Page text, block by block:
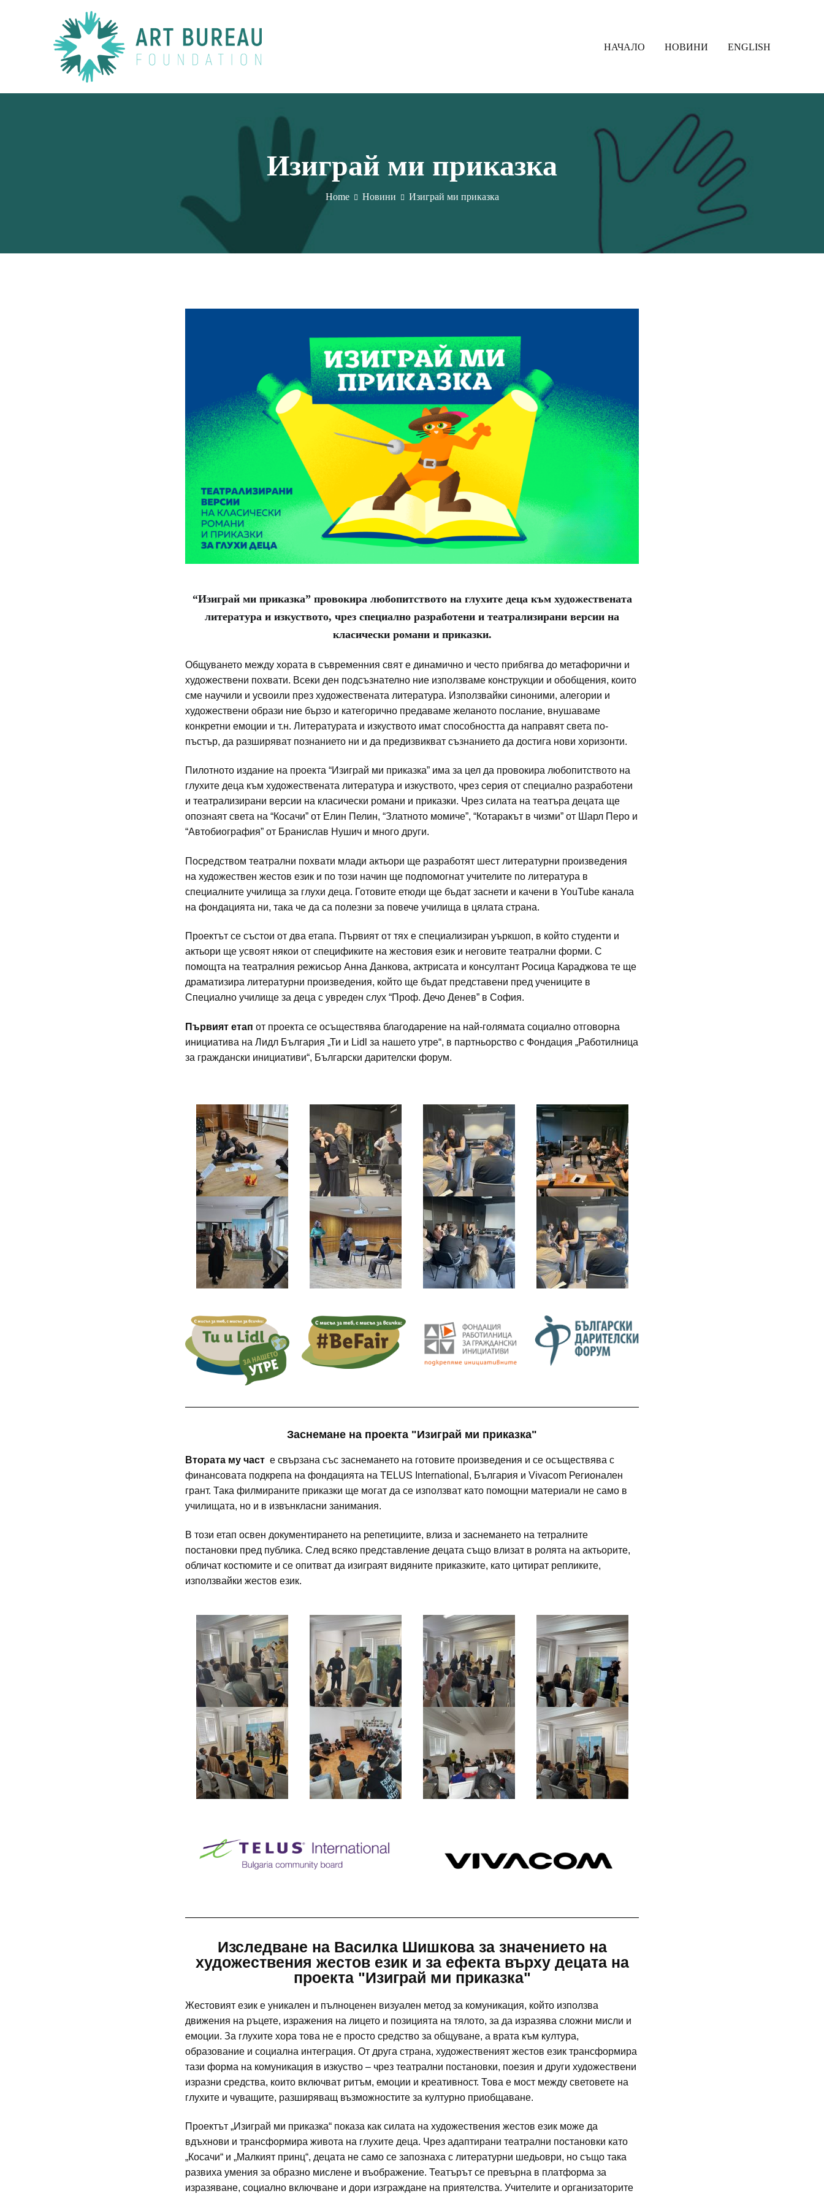
НАЧАЛО НОВИНИ ENGLISH
Изиграй ми приказка
Home Новини Изиграй ми приказка
“Изиграй ми приказка” провокира любопитството на глухите деца към художествената
литература и изкуството, чрез специално разработени и театрализирани версии на
класически романи и приказки.
Общуването между хората в съвременния свят е динамично и често прибягва до метафорични и
художествени похвати. Всеки ден подсъзнателно ние използваме конструкции и обобщения, които
сме научили и усвоили през художествената литература. Използвайки синоними, алегории и
художествени образи ние бързо и категорично предаваме желаното послание, внушаваме
конкретни емоции и т.н. Литературата и изкуството имат способността да направят света по-
пъстър, да разширяват познанието ни и да предизвикват съзнанието да достига нови хоризонти.
Пилотното издание на проекта “Изиграй ми приказка” има за цел да провокира любопитството на
глухите деца към художествената литература и изкуството, чрез серия от специално разработени
и театрализирани версии на класически романи и приказки. Чрез силата на театъра децата ще
опознаят света на “Косачи” от Елин Пелин, “Златното момиче”, “Котаракът в чизми” от Шарл Перо и
“Автобиография” от Бранислав Нушич и много други.
Посредством театрални похвати млади актьори ще разработят шест литературни произведения
на художествен жестов език и по този начин ще подпомогнат учителите по литература в
специалните училища за глухи деца. Готовите етюди ще бъдат заснети и качени в YouTube канала
на фондацията ни, така че да са полезни за повече училища в цялата страна.
Проектът се състои от два етапа. Първият от тях е специализиран уъркшоп, в който студенти и
актьори ще усвоят някои от спецификите на жестовия език и неговите театрални форми. С
помощта на театралния режисьор Анна Данкова, актрисата и консултант Росица Караджова те ще
драматизира литературни произведения, който ще бъдат представени пред учениците в
Специално училище за деца с увреден слух “Проф. Дечо Денев” в София.
Първият етап от проекта се осъществява благодарение на най-голямата социално отговорна
инициатива на Лидл България „Ти и Lidl за нашето утре“, в партньорство с Фондация „Работилница
за граждански инициативи“, Български дарителски форум.
Заснемане на проекта "Изиграй ми приказка"
Втората му част е свързана със заснемането на готовите произведения и се осъществява с
финансовата подкрепа на фондацията на TELUS International, България и Vivacom Регионален
грант. Така филмираните приказки ще могат да се използват като помощни материали не само в
училищата, но и в извънкласни занимания.
В този етап освен документирането на репетициите, влиза и заснемането на тетралните
постановки пред публика. След всяко представление децата също влизат в ролята на актьорите,
обличат костюмите и се опитват да изиграят видяните приказките, като цитират репликите,
използвайки жестов език.
Изследване на Василка Шишкова за значението на
художествения жестов език и за ефекта върху децата на
проекта "Изиграй ми приказка"
Жестовият език е уникален и пълноценен визуален метод за комуникация, който използва
движения на ръцете, изражения на лицето и позицията на тялото, за да изразява сложни мисли и
емоции. За глухите хора това не е просто средство за общуване, а врата към култура,
образование и социална интеграция. От друга страна, художественият жестов език трансформира
тази форма на комуникация в изкуство – чрез театрални постановки, поезия и други художествени
изразни средства, които включват ритъм, емоции и креативност. Това е мост между световете на
глухите и чуващите, разширяващ възможностите за културно приобщаване.
Проектът „Изиграй ми приказка“ показа как силата на художествения жестов език може да
вдъхнови и трансформира живота на глухите деца. Чрез адаптирани театрални постановки като
„Косачи“ и „Малкият принц“, децата не само се запознаха с литературни шедьоври, но също така
развиха умения за образно мислене и въображение. Театърът се превърна в платформа за
изразяване, социално включване и дори изграждане на приятелства. Учителите и организаторите